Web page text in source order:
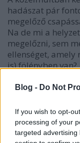
Blog - Do Not
If you wish to opt-
processing of your
targeted
hadászat pár
megelőző
Na de mi a
megelőzni, sem
ellenséget,
is) fölényben